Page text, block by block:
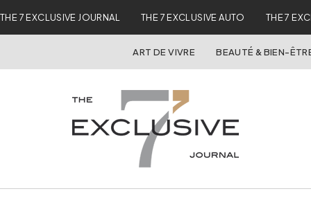
THE 7 EXCLUSIVE JOURNAL THE 7 EXCLUSIVE AUTO THE 7
ART DE VIVRE BEAUTÉ & BIEN-